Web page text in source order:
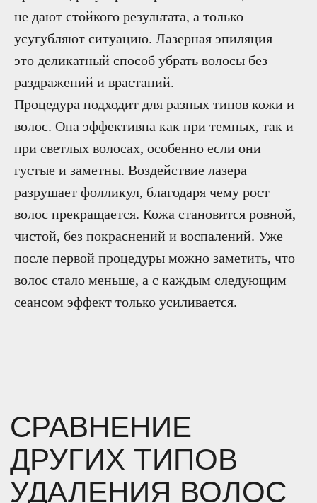
не дают стойкого результата, а только
усугубляют ситуацию. Лазерная эпиляция —
это деликатный способ убрать волосы без
раздражений и врастаний.
Процедура подходит для разных типов кожи и
волос. Она эффективна как при темных, так и
при светлых волосах, особенно если они
густые и заметны. Воздействие лазера
разрушает фолликул, благодаря чему рост
волос прекращается. Кожа становится ровной,
чистой, без покраснений и воспалений. Уже
после первой процедуры можно заметить, что
волос стало меньше, а с каждым следующим
сеансом эффект только усиливается.
УДАЛЕНИЯ ВОЛОС
Риск
Лазерная эпиляция
Эффект на много лет вперёд
вросших волос
Нужен курс процедур
Безболезненная процедура
Не подходит беременным и
кормящим